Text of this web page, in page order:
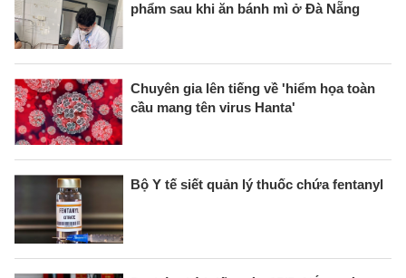
phẩm sau khi ăn bánh mì ở Đà Nẵng
Chuyên gia lên tiếng về 'hiểm họa toàn
cầu mang tên virus Hanta'
Bộ Y tế siết quản lý thuốc chứa fentanyl